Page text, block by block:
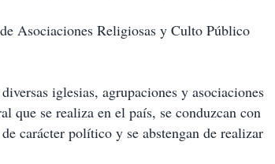
Asociaciones Religiosas y Culto Público
iglesias, agrupaciones y asociaciones
que se realiza en el país, se conduzcan con
carácter político y se abstengan de realizar